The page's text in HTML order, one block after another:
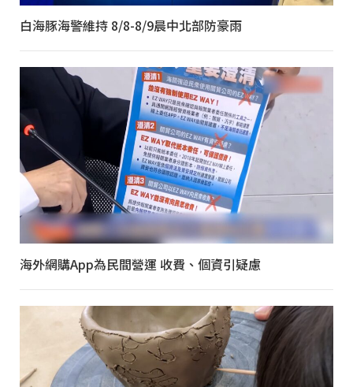
白海豚海警維持 8/8-8/9晨中北部防豪雨
海外網購App為民間營運 收費、個資引疑慮